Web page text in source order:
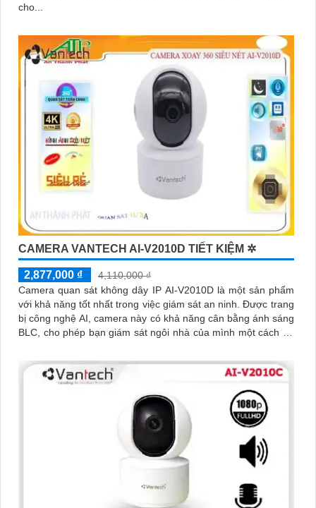
cho...
CAMERA VANTECH AI-V2010D TIẾT KIỆM ✲
2,877,000 ₫
4,110,000 ₫
Camera quan sát không dây IP AI-V2010D là một sản phẩm
với khả năng tốt nhất trong việc giám sát an ninh. Được trang
bị công nghệ AI, camera này có khả năng cân bằng ánh sáng
BLC, cho phép bạn giám sát ngôi nhà của mình một cách tốt